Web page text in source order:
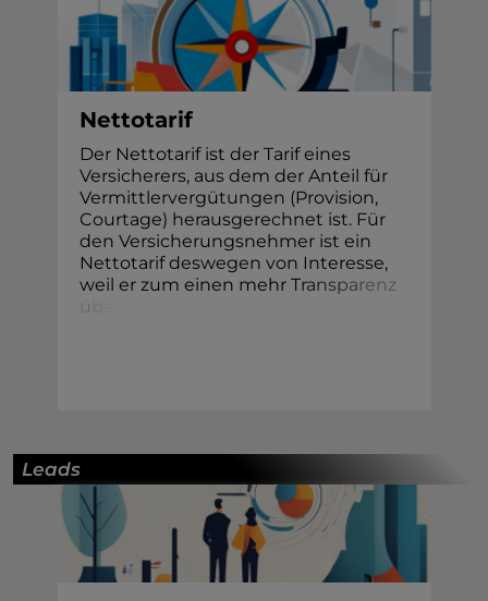
Nettotarif
Der Nettotarif ist der Tarif eines
Versicherers, aus dem der Anteil für
Vermittlervergütungen (Provision,
Courtage) herausgerechnet ist. Für
den Versicherungsnehmer ist ein
Nettotarif deswegen von Interesse,
weil er zum einen mehr Transparenz
ü
Leads